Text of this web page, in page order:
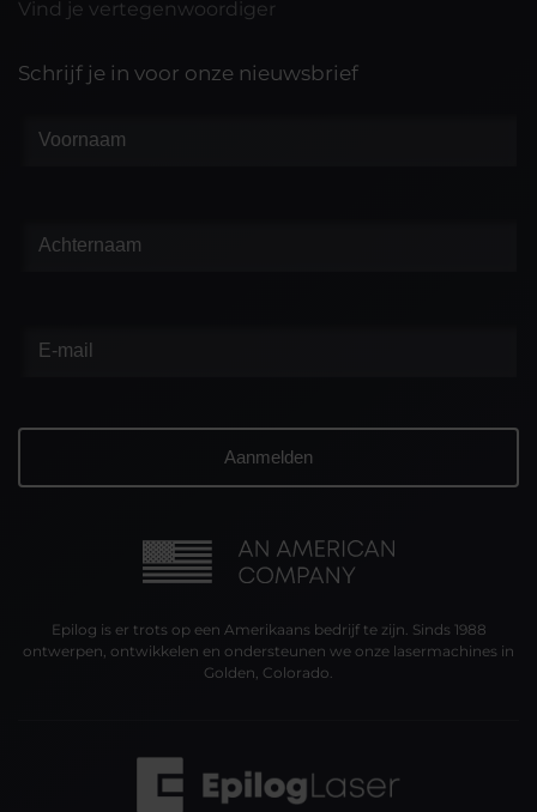
Vind je vertegenwoordiger
Schrijf je in voor onze nieuwsbrief
Epilog is er trots op een Amerikaans bedrijf te zijn. Sinds 1988
ontwerpen, ontwikkelen en ondersteunen we onze lasermachines in
Golden, Colorado.